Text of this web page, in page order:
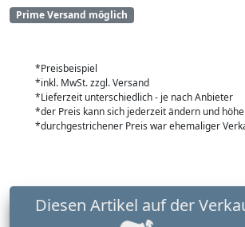
Prime Versand möglich
*Preisbeispiel
*inkl. MwSt. zzgl. Versand
*Lieferzeit unterschiedlich - je nach Anbieter
*der Preis kann sich jederzeit ändern und
*durchgestrichener Preis war ehemaliger